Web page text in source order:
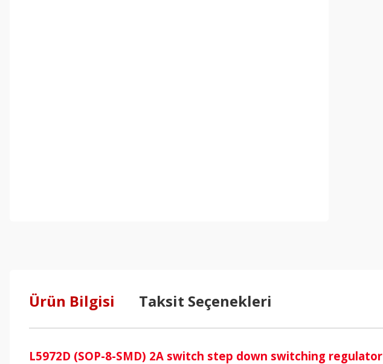
Ürün Bilgisi Taksit Seçenekleri
L5972D (SOP-8-SMD) 2A switch step down switching regulator